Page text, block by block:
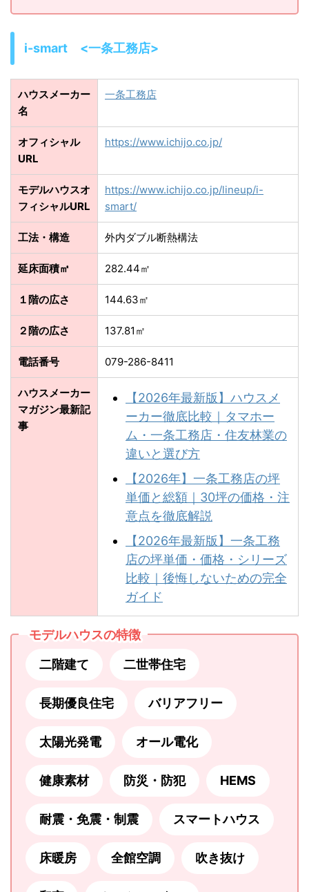
i-smart <一条工務店>
ハウスメーカー
名
一条工務店
オフィシャル
URL
https://www.ichijo.co.jp/
モデルハウスオ
フィシャルURL
https://www.ichijo.co.jp/lineup/i-
smart/
工法・構造 外内ダブル断熱構法
延床面積㎡ 282.44㎡
１階の広さ 144.63㎡
２階の広さ 137.81㎡
電話番号 079-286-8411
ハウスメーカー
マガジン最新記
事
【2026年最新版】ハウスメ
ーカー徹底比較｜タマホー
ム・一条工務店・住友林業の
違いと選び方
【2026年】一条工務店の坪
単価と総額｜30坪の価格・注
意点を徹底解説
【2026年最新版】一条工務
店の坪単価・価格・シリーズ
比較｜後悔しないための完全
ガイド
モデルハウスの特徴
二階建て 二世帯住宅
長期優良住宅 バリアフリー
太陽光発電 オール電化
健康素材 防災・防犯 HEMS
耐震・免震・制震 スマートハウス
床暖房 全館空調 吹き抜け